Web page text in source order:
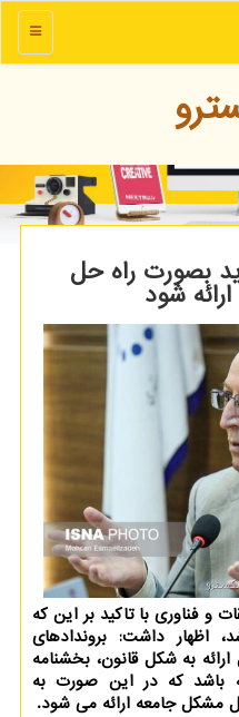
منو
بصورت راه حل
شود
و فناوری با تاکید بر این که
اظهار داشت: بروندادهای
به شکل قانون، بخشنامه
باشد که در این صورت به
مشکل جامعه ارائه می شود.